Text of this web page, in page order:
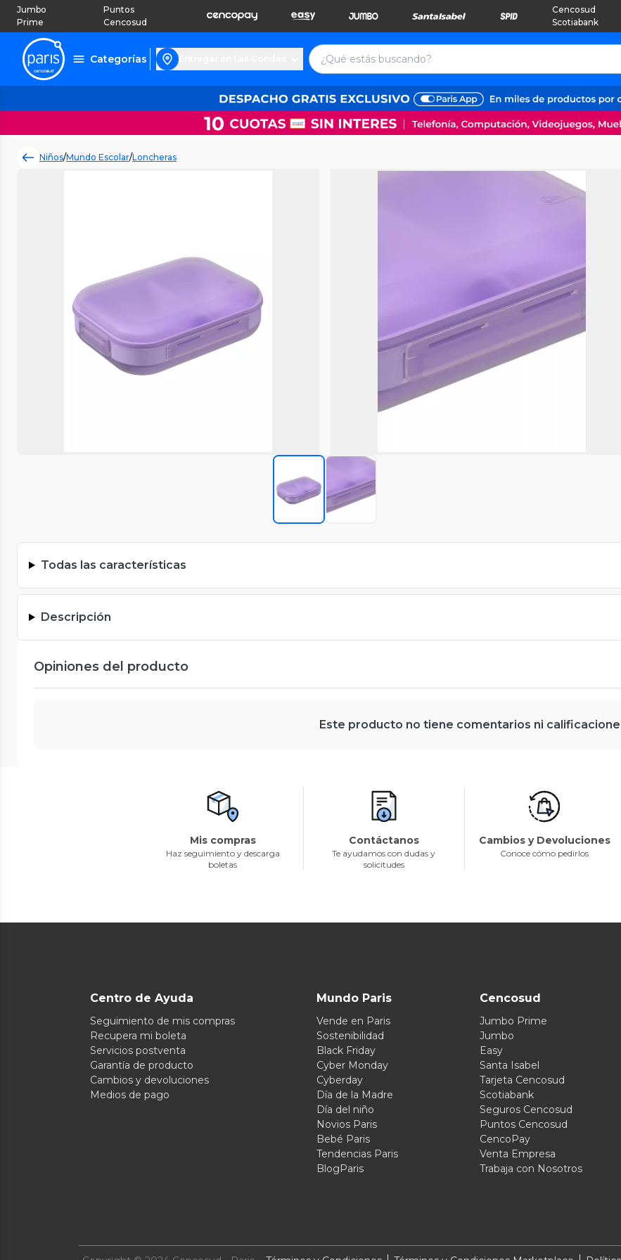
Jumbo
Prime
Puntos
Cencosud
Cencosud
Scotiabank
Categorías
Niños/Mundo Escolar/Loncheras
Todas las características
Descripción
Opiniones del producto
Este producto no tiene comentarios ni
Mis compras
Haz seguimiento y descarga
boletas
Contáctanos
Te ayudamos con dudas y
solicitudes
Cambios y Devoluciones
Conoce cómo pedirlos
Centro de Ayuda
Seguimiento de mis compras
Recupera mi boleta
Servicios postventa
Garantía de producto
Cambios y devoluciones
Medios de pago
Mundo Paris
Vende en Paris
Sostenibilidad
Black Friday
Cyber Monday
Cyberday
Día de la Madre
Día del niño
Novios Paris
Bebé Paris
Tendencias Paris
BlogParis
Cencosud
Jumbo Prime
Jumbo
Easy
Santa Isabel
Tarjeta Cencosud
Scotiabank
Seguros Cencosud
Puntos Cencosud
CencoPay
Venta Empresa
Trabaja con Nosotros